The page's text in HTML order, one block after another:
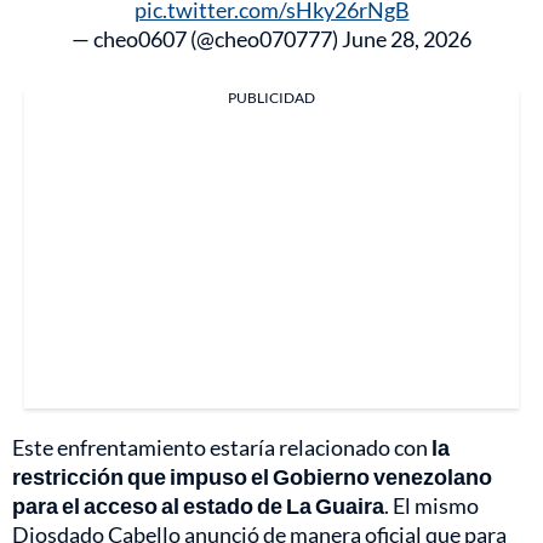
pic.twitter.com/sHky26rNgB
— cheo0607 (@cheo070777) June 28, 2026
PUBLICIDAD
Este enfrentamiento estaría relacionado con la
restricción que impuso el Gobierno venezolano
para el acceso al estado de La Guaira. El mismo
Diosdado Cabello anunció de manera oficial que para